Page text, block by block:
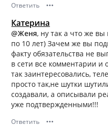
Ответить •••
Катерина
@Женя, ну так а что же вы
по 10 лет) Зачем же вы
факту обязательства не
в сети все комментарии и
так заинтересовались,
просто так,не шутки
создавали, а описывали
уже подтвержденными!!!
Ответить •••